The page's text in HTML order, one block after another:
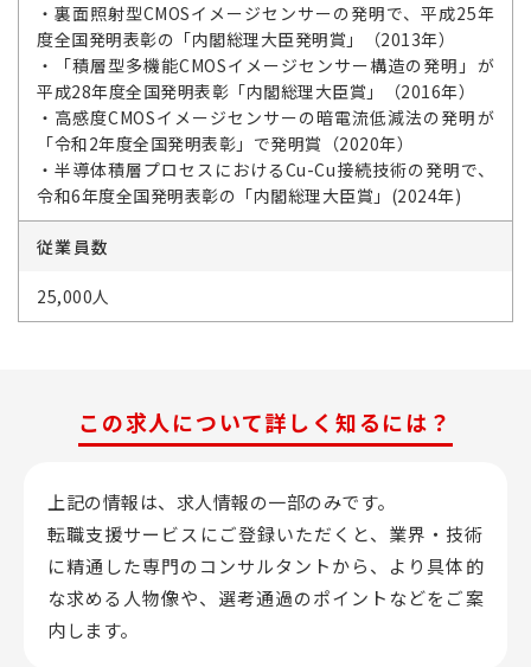
・裏面照射型CMOSイメージセンサーの発明で、平成25年
度全国発明表彰の「内閣総理大臣発明賞」（2013年）
・「積層型多機能CMOSイメージセンサー構造の発明」が
平成28年度全国発明表彰「内閣総理大臣賞」（2016年）
・高感度CMOSイメージセンサーの暗電流低減法の発明が
「令和2年度全国発明表彰」で発明賞（2020年）
・半導体積層プロセスにおけるCu-Cu接続技術の発明で、
令和6年度全国発明表彰の「内閣総理大臣賞」(2024年)
従業員数
25,000人
この求人について詳しく知るには？
上記の情報は、求人情報の一部のみです。
転職支援サービスにご登録いただくと、業界・技術
に精通した専門のコンサルタントから、 より具体的
な求める人物像や、選考通過のポイントなどをご案
内します。